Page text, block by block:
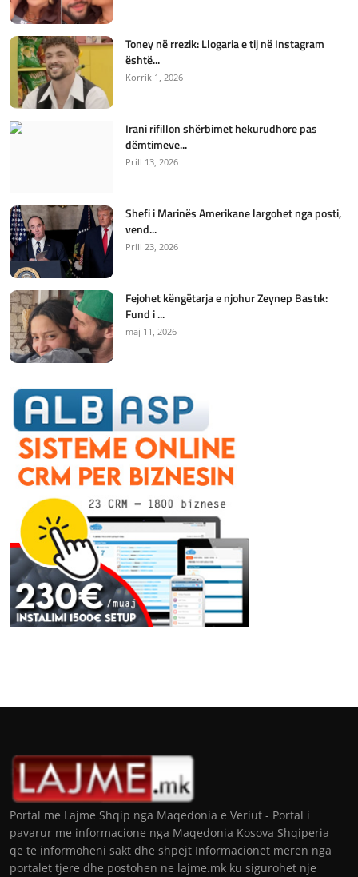
Toney në rrezik: Llogaria e tij në Instagram
është...
Korrik 1, 2026
Irani rifillon shërbimet hekurudhore pas
dëmtimeve...
Prill 13, 2026
Shefi i Marinës Amerikane largohet nga posti,
vend...
Prill 23, 2026
Fejohet këngëtarja e njohur Zeynep Bastık:
Fund i ...
maj 11, 2026
Portal me Lajme Shqip nga Maqedonia e Veriut - Portal i
pavarur me informacione nga Maqedonia Kosova Shqiperia
qe te informoheni sakt dhe shpejt Informacionet meren nga
portalet tjere dhe postohen ne lajme.mk ku sigurohet nje